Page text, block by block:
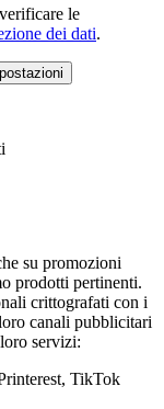
le
dei dati.
su promozioni
prodotti pertinenti.
crittografati con i
canali pubblicitari
servizi:
TikTok